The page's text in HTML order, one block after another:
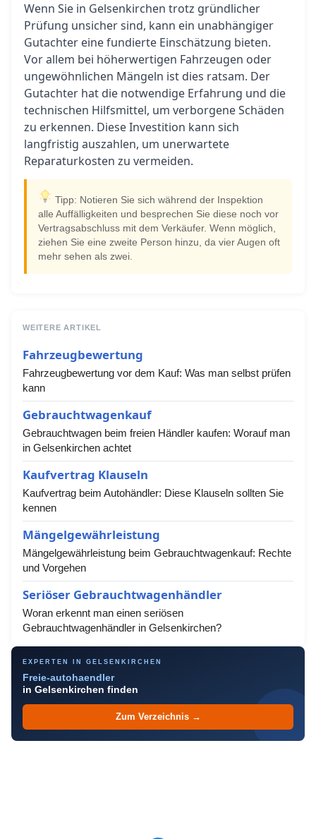
Wenn Sie in Gelsenkirchen trotz gründlicher
Prüfung unsicher sind, kann ein unabhängiger
Gutachter eine fundierte Einschätzung bieten.
Vor allem bei höherwertigen Fahrzeugen oder
ungewöhnlichen Mängeln ist dies ratsam. Der
Gutachter hat die notwendige Erfahrung und die
technischen Hilfsmittel, um verborgene Schäden
zu erkennen. Diese Investition kann sich
langfristig auszahlen, um unerwartete
Reparaturkosten zu vermeiden.
Tipp: Notieren Sie sich während der Inspektion
alle Auffälligkeiten und besprechen Sie diese noch vor
Vertragsabschluss mit dem Verkäufer. Wenn möglich,
ziehen Sie eine zweite Person hinzu, da vier Augen oft
mehr sehen als zwei.
WEITERE ARTIKEL
Fahrzeugbewertung
Fahrzeugbewertung vor dem Kauf: Was man selbst prüfen
kann
Gebrauchtwagenkauf
Gebrauchtwagen beim freien Händler kaufen: Worauf man
in Gelsenkirchen achtet
Kaufvertrag Klauseln
Kaufvertrag beim Autohändler: Diese Klauseln sollten Sie
kennen
Mängelgewährleistung
Mängelgewährleistung beim Gebrauchtwagenkauf: Rechte
und Vorgehen
Seriöser Gebrauchtwagenhändler
Woran erkennt man einen seriösen
Gebrauchtwagenhändler in Gelsenkirchen?
EXPERTEN IN GELSENKIRCHEN
Freie-autohaendler
in Gelsenkirchen finden
Zum Verzeichnis →